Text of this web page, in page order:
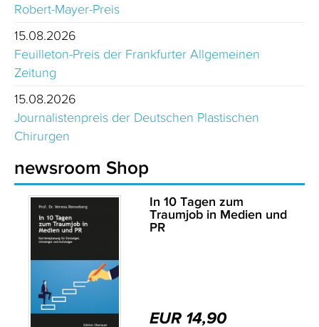
Robert-Mayer-Preis
15.08.2026
Feuilleton-Preis der Frankfurter Allgemeinen
Zeitung
15.08.2026
Journalistenpreis der Deutschen Plastischen
Chirurgen
newsroom Shop
In 10 Tagen zum
Traumjob in Medien und
PR
EUR 14,90